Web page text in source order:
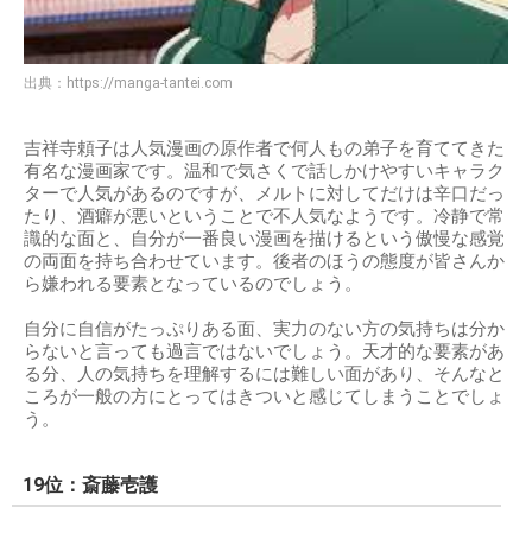
出典： https://manga-tantei.com
吉祥寺頼子は人気漫画の原作者で何人もの弟子を育ててきた
有名な漫画家です。温和で気さくで話しかけやすいキャラク
ターで人気があるのですが、メルトに対してだけは辛口だっ
たり、酒癖が悪いということで不人気なようです。冷静で常
識的な面と、自分が一番良い漫画を描けるという傲慢な感覚
の両面を持ち合わせています。後者のほうの態度が皆さんか
ら嫌われる要素となっているのでしょう。
自分に自信がたっぷりある面、実力のない方の気持ちは分か
らないと言っても過言ではないでしょう。天才的な要素があ
る分、人の気持ちを理解するには難しい面があり、そんなと
ころが一般の方にとってはきついと感じてしまうことでしょ
う。
19位：斎藤壱護